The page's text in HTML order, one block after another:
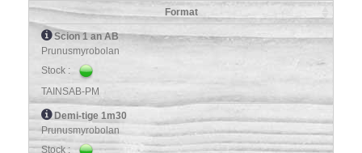
Format
Scion 1 an AB
Prunusmyrobolan
Stock :
TAINSAB-PM
Demi-tige 1m30
Prunusmyrobolan
Stock :